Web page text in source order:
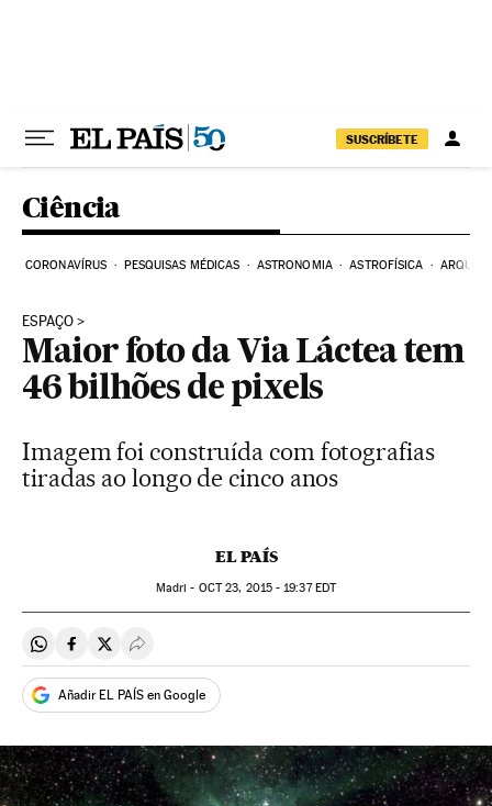
SUSCRÍBETE
Ciência
CORONAVÍRUS PESQUISAS MÉDICAS ASTRONOMIA ASTROFÍSICA
ESPAÇO
Maior foto da Via Láctea tem
46 bilhões de pixels
Imagem foi construída com fotografias
tiradas ao longo de cinco anos
EL PAÍS
Madri - OCT23, 2015 - 19:37EDT
Compartir en Whatsapp
Compartir en Facebook
Compartir en Twitter
Desplegar Redes Sociales
Añadir EL PAÍS en Google